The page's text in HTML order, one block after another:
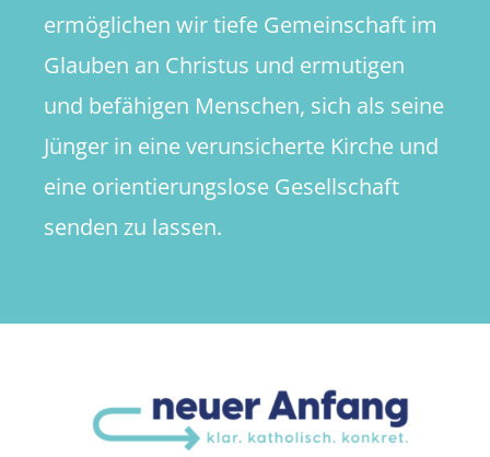
ermöglichen wir tiefe Gemeinschaft im
Glauben an Christus und ermutigen
und befähigen Menschen, sich als seine
Jünger in eine verunsicherte Kirche und
eine orientierungslose Gesellschaft
senden zu lassen.